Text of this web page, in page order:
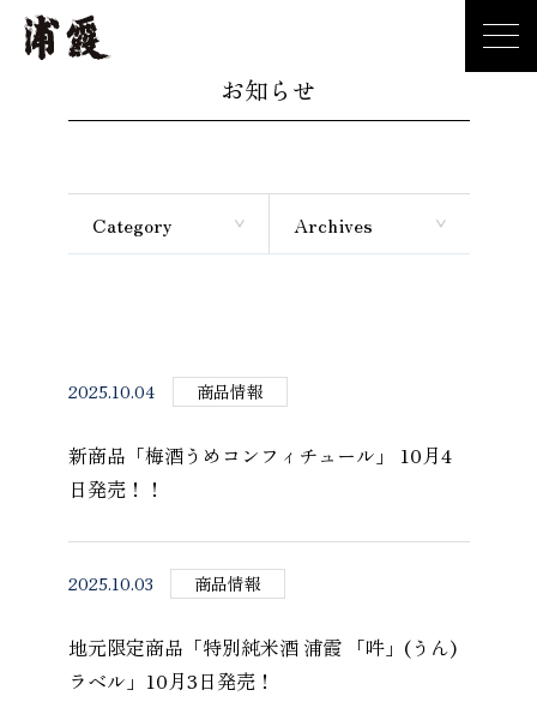
お知らせ
Category Archives
2025.10.04 商品情報
新商品「梅酒うめコンフィチュール」 10月4
日発売！！
2025.10.03 商品情報
地元限定商品「特別純米酒 浦霞 「吽」(うん)
ラベル」10月3日発売！